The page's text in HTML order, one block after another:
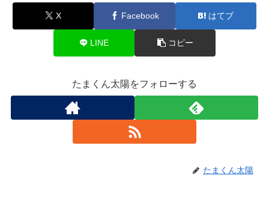
X Facebook はてブ
LINE コピー
たまくん太陽をフォローする
たまくん太陽